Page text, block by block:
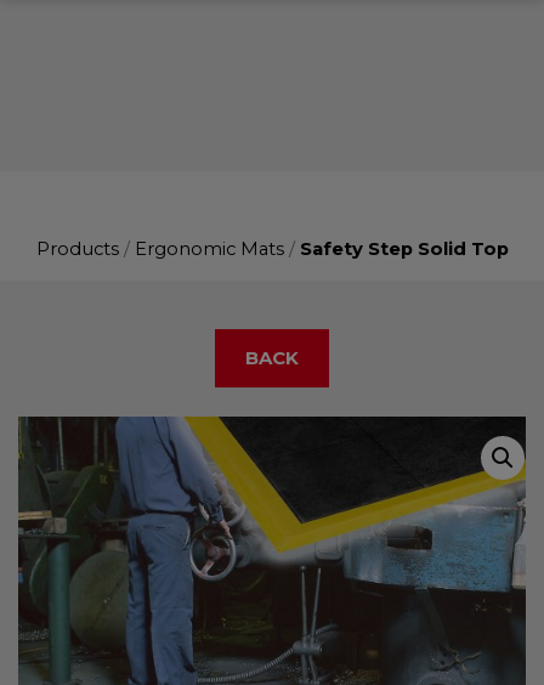
Products/ Ergonomic Mats/ Safety Step Solid Top
BACK